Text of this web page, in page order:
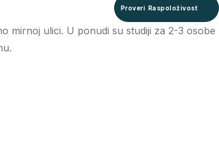
Proveri Raspoloživost
mirnoj ulici. U ponudi su studiji za 2-3 osobe